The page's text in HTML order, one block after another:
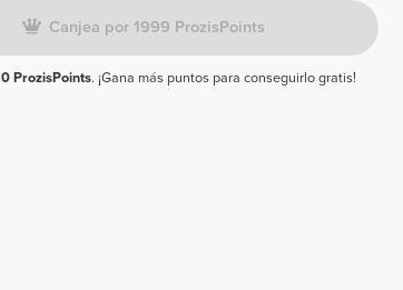
Canjea por 1999 ProzisPoints
0 ProzisPoints. ¡Gana más puntos para conseguirlo gratis!